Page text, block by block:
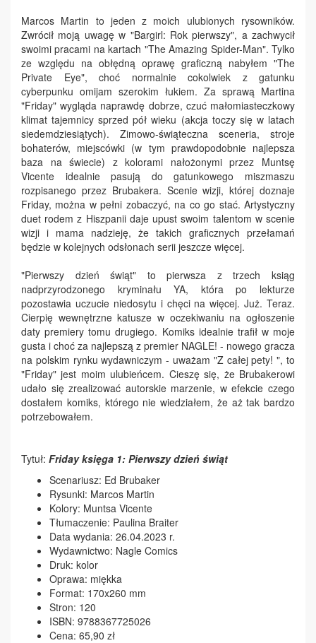
Marcos Martin to jeden z moich ulubionych rysowników.
Zwrócił moją uwagę w "Bargirl: Rok pierwszy", a zachwycił
swoimi pracami na kartach "The Amazing Spider-Man". Tylko
ze względu na obłędną oprawę graficzną nabyłem "The
Private Eye", choć normalnie cokolwiek z gatunku
cyberpunku omijam szerokim łukiem. Za sprawą Martina
"Friday" wygląda naprawdę dobrze, czuć małomiasteczkowy
klimat tajemnicy sprzed pół wieku (akcja toczy się w latach
siedemdziesiątych). Zimowo-świąteczna sceneria, stroje
bohaterów, miejscówki (w tym prawdopodobnie najlepsza
baza na świecie) z kolorami nałożonymi przez Muntsę
Vicente idealnie pasują do gatunkowego miszmaszu
rozpisanego przez Brubakera. Scenie wizji, której doznaje
Friday, można w pełni zobaczyć, na co go stać. Artystyczny
duet rodem z Hiszpanii daje upust swoim talentom w scenie
wizji i mama nadzieję, że takich graficznych przełamań
będzie w kolejnych odsłonach serii jeszcze więcej.
"Pierwszy dzień świąt" to pierwsza z trzech ksiąg
nadprzyrodzonego kryminału YA, która po lekturze
pozostawia uczucie niedosytu i chęci na więcej. Już. Teraz.
Cierpię wewnętrzne katusze w oczekiwaniu na ogłoszenie
daty premiery tomu drugiego. Komiks idealnie trafił w moje
gusta i choć za najlepszą z premier NAGLE! - nowego gracza
na polskim rynku wydawniczym - uważam "Z całej pety! ", to
"Friday" jest moim ulubieńcem. Cieszę się, że Brubakerowi
udało się zrealizować autorskie marzenie, w efekcie czego
dostałem komiks, którego nie wiedziałem, że aż tak bardzo
potrzebowałem.
Tytuł: Friday księga 1: Pierwszy dzień świąt
Scenariusz: Ed Brubaker
Rysunki: Marcos Martin
Kolory: Muntsa Vicente
Tłumaczenie: Paulina Braiter
Data wydania: 26.04.2023 r.
Wydawnictwo: Nagle Comics
Druk: kolor
Oprawa: miękka
Format: 170x260 mm
Stron: 120
ISBN: 9788367725026
Cena: 65,90 zł